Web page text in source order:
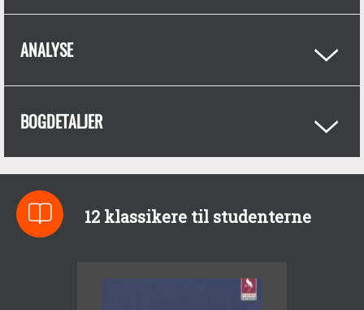
ANALYSE
BOGDETALJER
12 klassikere til studenterne